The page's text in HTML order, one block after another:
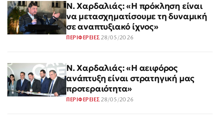
Ν. Χαρδαλιάς: «Η πρόκληση είναι
να μετασχηματίσουμε τη δυναμική
σε αναπτυξιακό ίχνος»
ΠΕΡΙΦΕΡΕΙΕΣ 28/05/2026
Ν. Χαρδαλιάς: «Η αειφόρος
ανάπτυξη είναι στρατηγική μας
προτεραιότητα»
ΠΕΡΙΦΕΡΕΙΕΣ 28/05/2026